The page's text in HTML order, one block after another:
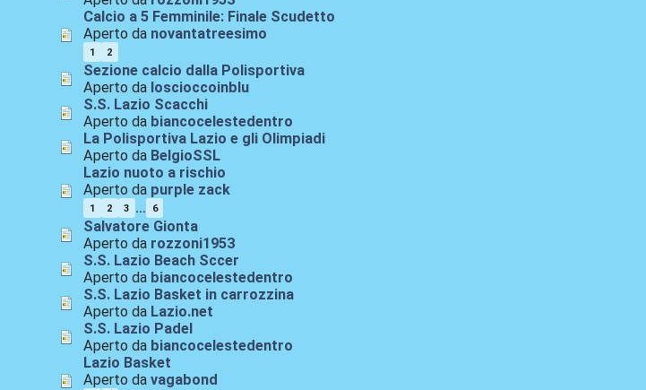
Calcio a 5 Femminile: Finale Scudetto
Aperto da novantatreesimo
1 2
Sezione calcio dalla Polisportiva
Aperto da loscioccoinblu
S.S. Lazio Scacchi
Aperto da biancocelestedentro
La Polisportiva Lazio e gli Olimpiadi
Aperto da BelgioSSL
Lazio nuoto a rischio
Aperto da purple zack
1 2 3 ... 6
Salvatore Gionta
Aperto da rozzoni1953
S.S. Lazio Beach Sccer
Aperto da biancocelestedentro
S.S. Lazio Basket in carrozzina
Aperto da Lazio.net
S.S. Lazio Padel
Aperto da biancocelestedentro
Lazio Basket
Aperto davagabond